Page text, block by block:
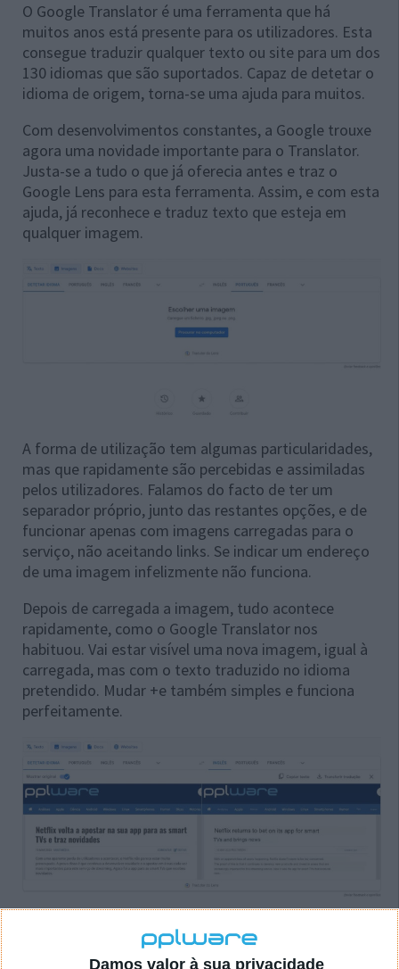
Damos valor à sua privacidade
O Google Translator é uma ferramenta que há
muitos anos está presente para os utilizadores. Esta
consegue traduzir qualquer texto ou site para um dos
130 idiomas que são suportados. Capaz de detetar o
idioma de origem, torna-se uma ajuda para muitos.
Com desenvolvimentos constantes, a Google trouxe
agora uma novidade importante para o Translator.
Justa-se a tudo o que já oferecia antes e traz o
Google Lens para esta ferramenta. Assim, e com esta
ajuda, já reconhece e traduz texto que esteja em
qualquer imagem.
A forma de utilização tem algumas particularidades,
mas que rapidamente são percebidas e assimiladas
pelos utilizadores. Falamos do facto de ter um
separador próprio, junto das restantes opções, e de
funcionar apenas com imagens carregadas para o
serviço, não aceitando links. Se indicar um endereço
de uma imagem infelizmente não funciona.
Depois de carregada a imagem, tudo acontece
rapidamente, como o Google Translator nos
habituou. Vai estar visível uma nova imagem, igual à
carregada, mas com o texto traduzido no idioma
pretendido. Mudar +e também simples e funciona
perfeitamente.
No final, o utilizador tem acesso a duas opções. Ou
copia o texto e já traduzido detetado na imagem ou